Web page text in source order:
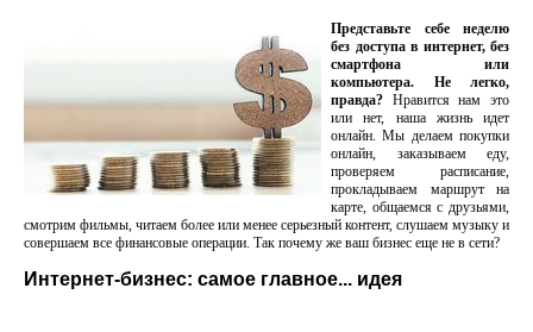
Представьте себе неделю
без доступа в интернет, без
смартфона или
компьютера. Не легко,
правда? Нравится нам это
или нет, наша жизнь идет
онлайн. Мы делаем покупки
онлайн, заказываем еду,
проверяем расписание,
прокладываем маршрут на
карте, общаемся с друзьями,
смотрим фильмы, читаем более или менее серьезный контент, слушаем музыку и
совершаем все финансовые операции. Так почему же ваш бизнес еще не в сети?
Интернет-бизнес: самое главное... идея